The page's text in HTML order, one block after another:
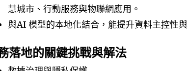
慧城市、行動服務與物聯網應用。
與AI 模型的本地化結合，能提升資料主控性
落地的關鍵挑戰與解法